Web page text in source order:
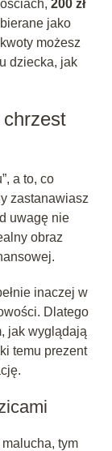
200 zł
jako
możesz
dziecka, jak
a to, co
zastanawiasz
uwagę nie
obraz
inaczej w
Dlatego
jak wyglądają
temu prezent
tym